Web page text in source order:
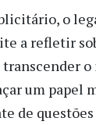
o
a refletir
transcender
um papel
de